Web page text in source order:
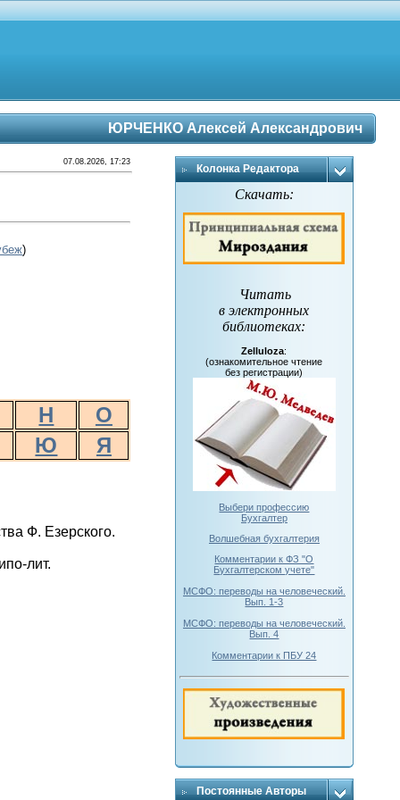
ЮРЧЕНКО Алексей Александрович
07.08.2026, 17:23
)
Н
О
Ю Я
Ф. Езерского.
лит.
Колонка Редактора
Скачать:
Читать
в электронных
библиотеках:
Zelluloza:
(ознакомительное чтение
без регистрации)
Выбери профессию
Бухгалтер
Волшебная бухгалтерия
Комментарии к ФЗ "О
Бухгалтерском учете"
МСФО: переводы на человеческий.
Вып. 1-3
МСФО: переводы на человеческий.
Вып. 4
Комментарии к ПБУ 24
Постоянные Авторы